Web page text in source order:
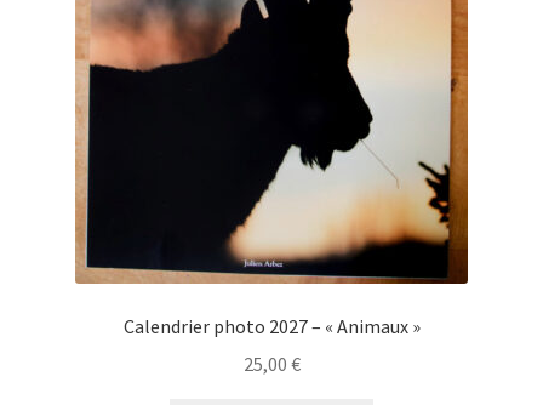
Calendrier photo 2027 – « Animaux »
25,00 €